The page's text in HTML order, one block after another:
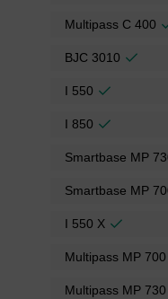
Multipass C 400
BJC 3010
I 550
I 850
Smartbase MP
Smartbase MP
I 550 X
Multipass MP 700
Multipass MP 730